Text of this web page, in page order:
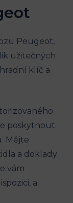
Peugeot,
užitečných
klíč a
poskytnout
Mějte
a doklady
vám
a